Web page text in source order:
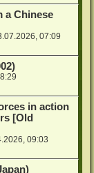
a Chinese
07:09
in action
[Old
09:03